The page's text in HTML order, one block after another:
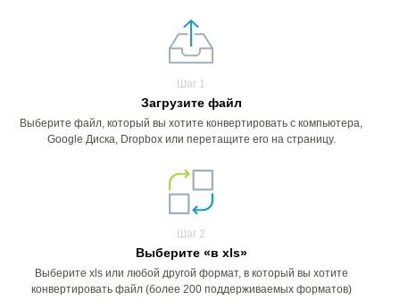
Шаг 1
Загрузите файл
Выберите файл, который вы хотите конвертировать с компьютера,
Google Диска, Dropbox или перетащите его на страницу.
Шаг 2
Выберите «в xls»
Выберите xls или любой другой формат, в который вы хотите
конвертировать файл (более 200 поддерживаемых форматов)